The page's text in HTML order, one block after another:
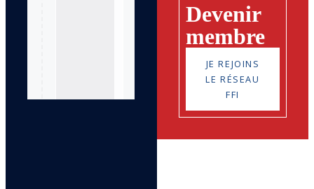
Devenir
membre
JE REJOINS
LE RÉSEAU
FFI